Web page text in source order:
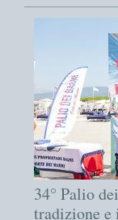
34° Palio
tradizione e